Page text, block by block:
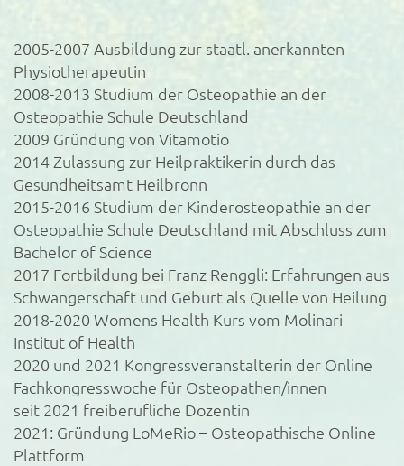
2005-2007 Ausbildung zur staatl. anerkannten
Physiotherapeutin
2008-2013 Studium der Osteopathie an der
Osteopathie Schule Deutschland
2009 Gründung von Vitamotio
2014 Zulassung zur Heilpraktikerin durch das
Gesundheitsamt Heilbronn
2015-2016 Studium der Kinderosteopathie an der
Osteopathie Schule Deutschland mit Abschluss zum
Bachelor of Science
2017 Fortbildung bei Franz Renggli: Erfahrungen aus
Schwangerschaft und Geburt als Quelle von Heilung
2018-2020 Womens Health Kurs vom Molinari
Institut of Health
2020 und 2021 Kongressveranstalterin der Online
Fachkongresswoche für Osteopathen/innen
seit 2021 freiberufliche Dozentin
2021: Gründung LoMeRio – Osteopathische Online
Plattform